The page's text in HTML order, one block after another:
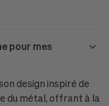
pour mes
design inspiré de
du métal, offrant à la